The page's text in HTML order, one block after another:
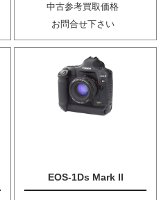
中古参考買取価格
お問合せ下さい
EOS-1Ds Mark II